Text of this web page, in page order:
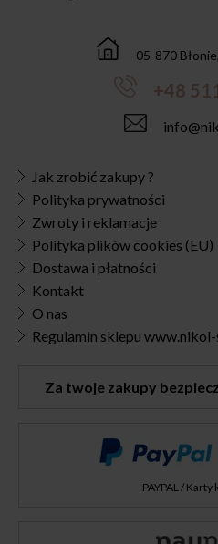
05-870
+48
Jak zrobić zakupy ?
Polityka prywatności
Zwroty i reklamacje
Polityka plików cookies (EU)
Dostawa i płatności
Kontakt
O nas
Regulamin sklepu
Za twoje zakupy
PAYPAL /